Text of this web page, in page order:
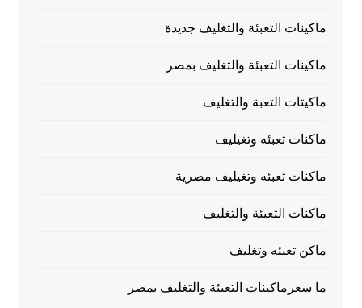
ماكينات التعبئة والتغليف جديدة
ماكينات التعبئة والتغليف بمصر
ماكيتات التعبة والتغليف
ماكنات تعبئه وتغيليف
ماكنات تعبئه وتغيليف مصرية
ماكنات التعبئة والتغليف
ماكن تعبئه وتغليف
ما سعرماكينات التعبئة والتغليف بمصر